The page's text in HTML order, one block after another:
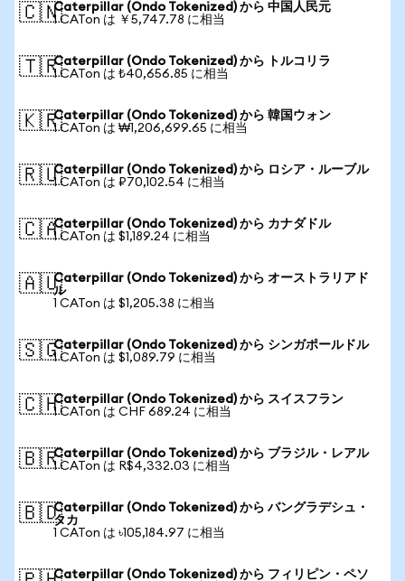
🇨🇳Caterpillar (Ondo Tokenized) から 中国人民元
1 CATon は ￥5,747.78 に相当
🇹🇷Caterpillar (Ondo Tokenized) から トルコリラ
1 CATon は ₺40,656.85 に相当
🇰🇷Caterpillar (Ondo Tokenized) から 韓国ウォン
1 CATon は ₩1,206,699.65 に相当
🇷🇺Caterpillar (Ondo Tokenized) から ロシア・ルーブル
1 CATon は ₽70,102.54 に相当
🇨🇦Caterpillar (Ondo Tokenized) から カナダドル
1 CATon は $1,189.24 に相当
🇦🇺Caterpillar (Ondo Tokenized) から オーストラリアド
ル
1 CATon は $1,205.38 に相当
🇸🇬Caterpillar (Ondo Tokenized) から シンガポールドル
1 CATon は $1,089.79 に相当
🇨🇭Caterpillar (Ondo Tokenized) から スイスフラン
1 CATon は CHF 689.24 に相当
🇧🇷Caterpillar (Ondo Tokenized) から ブラジル・レアル
1 CATon は R$4,332.03 に相当
🇧🇩Caterpillar (Ondo Tokenized) から バングラデシュ・
タカ
1 CATon は ৳105,184.97 に相当
Caterpillar (Ondo Tokenized) から フィリピン・ペソ